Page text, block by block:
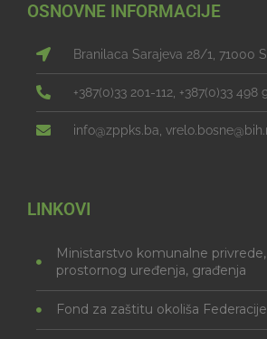
OSNOVNE INFORMACIJE
Branilaca Sarajeva 28/1, 71000
+387(0)33 201-112, +387(0)33 498
info@zppks.ba,
LINKOVI
Ministarstvo komunalne
prostornog uređenja, građenja
Fond za zaštitu okoliša